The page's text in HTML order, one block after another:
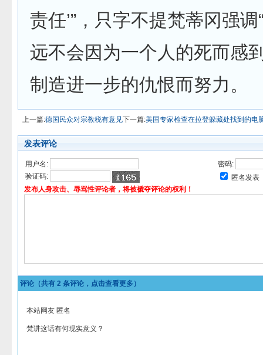
责任’”，只字不提梵蒂冈强
远不会因为一个人的死而感
制造进一步的仇恨而努力。
上一篇:德国民众对宗教税有意见下一篇:美国专家检查在拉登躲藏处找到的电
发表评论
用户名:
密码:
验证码:
匿名发表
发布人身攻击、辱骂性评论者，将被褫夺评论的权利！
评论（共有 2 条评论，点击查看更多）
本站网友 匿名
梵讲这话有何现实意义？